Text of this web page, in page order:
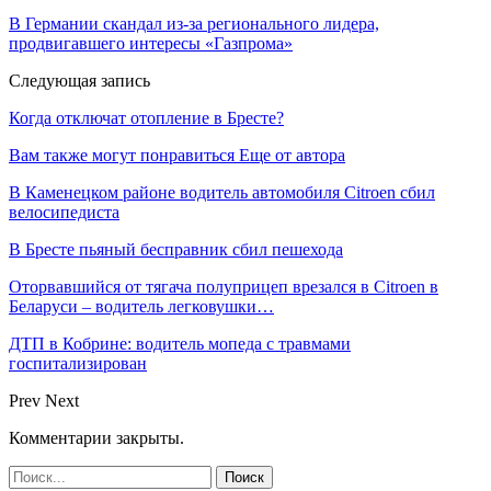
В Германии скандал из-за регионального лидера,
продвигавшего интересы «Газпрома»
Следующая запись
Когда отключат отопление в Бресте?
Вам также могут понравиться Еще от автора
В Каменецком районе водитель автомобиля Citroen сбил
велосипедиста
В Бресте пьяный бесправник сбил пешехода
Оторвавшийся от тягача полуприцеп врезался в Citroen в
Беларуси – водитель легковушки…
ДТП в Кобрине: водитель мопеда с травмами
госпитализирован
Prev Next
Комментарии закрыты.